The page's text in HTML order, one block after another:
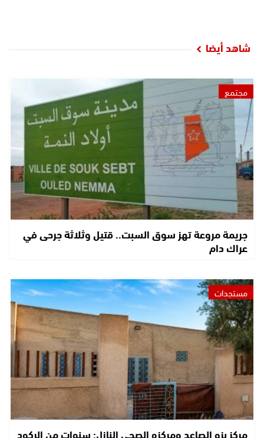
شاهد أيضا
مجتمع
جريمة مروعة تهز سوق السبت.. قتيل وثلاثة جرحى في
عراك دام
مستجدات